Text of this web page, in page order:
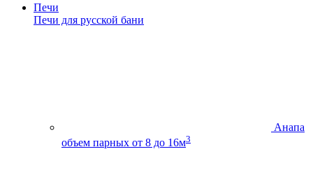
Печи
Печи для русской бани
Анапа
объем парных от 8 до 16м3